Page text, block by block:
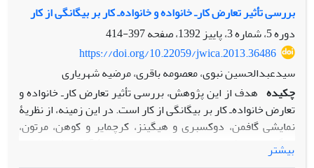
می‌دهند. وجه ناخودآگاه وقوع طلاق با استفاده از مفهوم فانتزی
لاکان، بین 9 زن طلاق‌گرفته تحلیل شده و داده‌ها از طریق مصاحبۀ
عمیق گردآوری شده است. یافته‌های مقاله نشان می‌دهد مخاطب
بر‌حسب سناریوی فانتزی‌گونه و با میلی برساخته‌شده، در‌صدد
یافتن آن مصداق فانتزی در جامعه برمی‏آید، اما هنگام دسترسی،
سوژه با تجربۀ ناخوشایند واقعیت روبه‌رو شده و مصداق عینی
فانتزی را فردی معمولی می‏یابد که هیچ وجه مشترکی با تصویر
خیالی از آن ندارد.
بررسی تأثیر تعارض کارـ خانواده و خانواده‌ـ کار بر بیگانگی از کار
دوره 5، شماره 3، پاییز 1392، صفحه
397-414
https://doi.org/10.22059/jwica.2013.36486
سیدعبدالحسین نبوی، معصومه باقری، مرضیه شهریاری
چکیده هدف از این پژوهش، بررسی تأثیر تعارض کارـ خانواده و
تعارض خانواده‌ـ کار بر بیگانگی از کار است. در این زمینه، از نظریۀ
نمایشی گافمن، دوکسبری و هیگینز، کرچمایر و کوهن، مرتون،
اینگلهارت، و فانس استفاده شده است. جامعۀ آماری شامل زنان
متأهل شهر اهواز است. داده‌های پژوهش با روش پیمایشی، از
بیشتر